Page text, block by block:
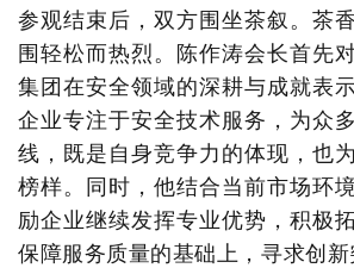
参观结束后，双方围坐茶叙。茶
围轻松而热烈。陈作涛会长首先
集团在安全领域的深耕与成就表
企业专注于安全技术服务，为众
线，既是自身竞争力的体现，也
榜样。同时，他结合当前市场环
励企业继续发挥专业优势，积极
保障服务质量的基础上，寻求创新